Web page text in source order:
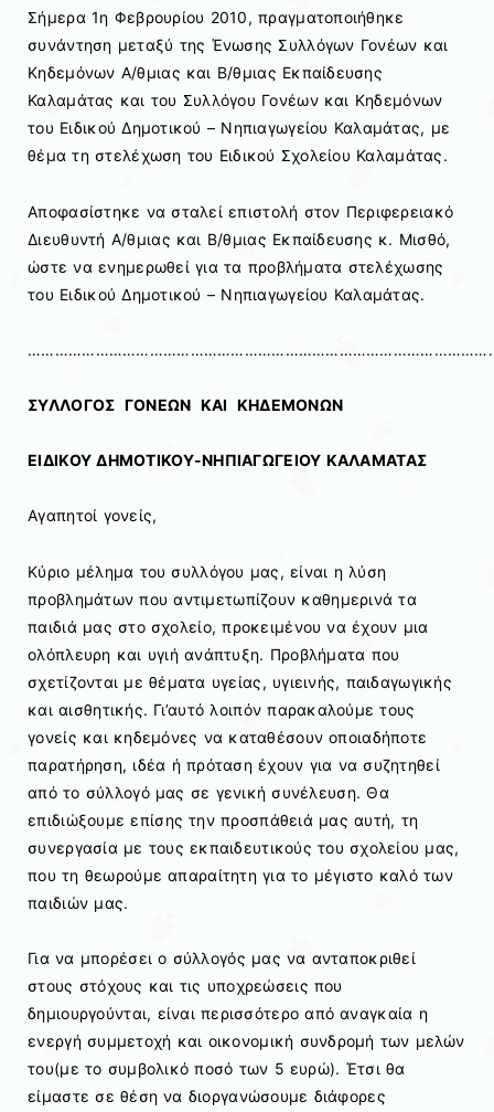
Σήμερα 1η Φεβρουρίου 2010, πραγματοποιήθηκε
συνάντηση μεταξύ της Ένωσης Συλλόγων Γονέων και
Κηδεμόνων Α/θμιας και Β/θμιας Εκπαίδευσης
Καλαμάτας και του Συλλόγου Γονέων και Κηδεμόνων
του Ειδικού Δημοτικού – Νηπιαγωγείου Καλαμάτας, με
θέμα τη στελέχωση του Ειδικού Σχολείου Καλαμάτας.
Αποφασίστηκε να σταλεί επιστολή στον Περιφερειακό
Διευθυντή Α/θμιας και Β/θμιας Εκπαίδευσης κ. Μισθό,
ώστε να ενημερωθεί για τα προβλήματα στελέχωσης
του Ειδικού Δημοτικού – Νηπιαγωγείου Καλαμάτας.
ΣΥΛΛΟΓΟΣ ΓΟΝΕΩΝ ΚΑΙ ΚΗΔΕΜΟΝΩΝ
ΕΙΔΙΚΟΥ ΔΗΜΟΤΙΚΟΥ-ΝΗΠΙΑΓΩΓΕΙΟΥ ΚΑΛΑΜΑΤΑΣ
Αγαπητοί γονείς,
Κύριο μέλημα του συλλόγου μας, είναι η λύση
προβλημάτων που αντιμετωπίζουν καθημερινά τα
παιδιά μας στο σχολείο, προκειμένου να έχουν μια
ολόπλευρη και υγιή ανάπτυξη. Προβλήματα που
σχετίζονται με θέματα υγείας, υγιεινής, παιδαγωγικής
και αισθητικής. Γι’αυτό λοιπόν παρακαλούμε τους
γονείς και κηδεμόνες να καταθέσουν οποιαδήποτε
παρατήρηση, ιδέα ή πρόταση έχουν για να συζητηθεί
από το σύλλογό μας σε γενική συνέλευση. Θα
επιδιώξουμε επίσης την προσπάθειά μας αυτή, τη
συνεργασία με τους εκπαιδευτικούς του σχολείου μας,
που τη θεωρούμε απαραίτητη για το μέγιστο καλό των
παιδιών μας.
Για να μπορέσει ο σύλλογός μας να ανταποκριθεί
στους στόχους και τις υποχρεώσεις που
δημιουργούνται, είναι περισσότερο από αναγκαία η
ενεργή συμμετοχή και οικονομική συνδρομή των μελών
του(με το συμβολικό ποσό των 5 ευρώ). Έτσι θα
είμαστε σε θέση να διοργανώσουμε διάφορες